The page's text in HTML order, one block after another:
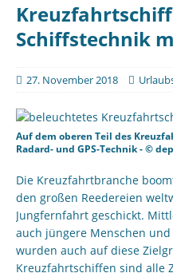
Schiffstechnik
27. November 2018
Auf dem oberen Teil des
Radard- und GPS-Technik - ©
Die Kreuzfahrtbranche
den großen Reedereien
Jungfernfahrt geschickt.
auch jüngere Menschen
wurden auch auf diese
Kreuzfahrtschiffen sind alle